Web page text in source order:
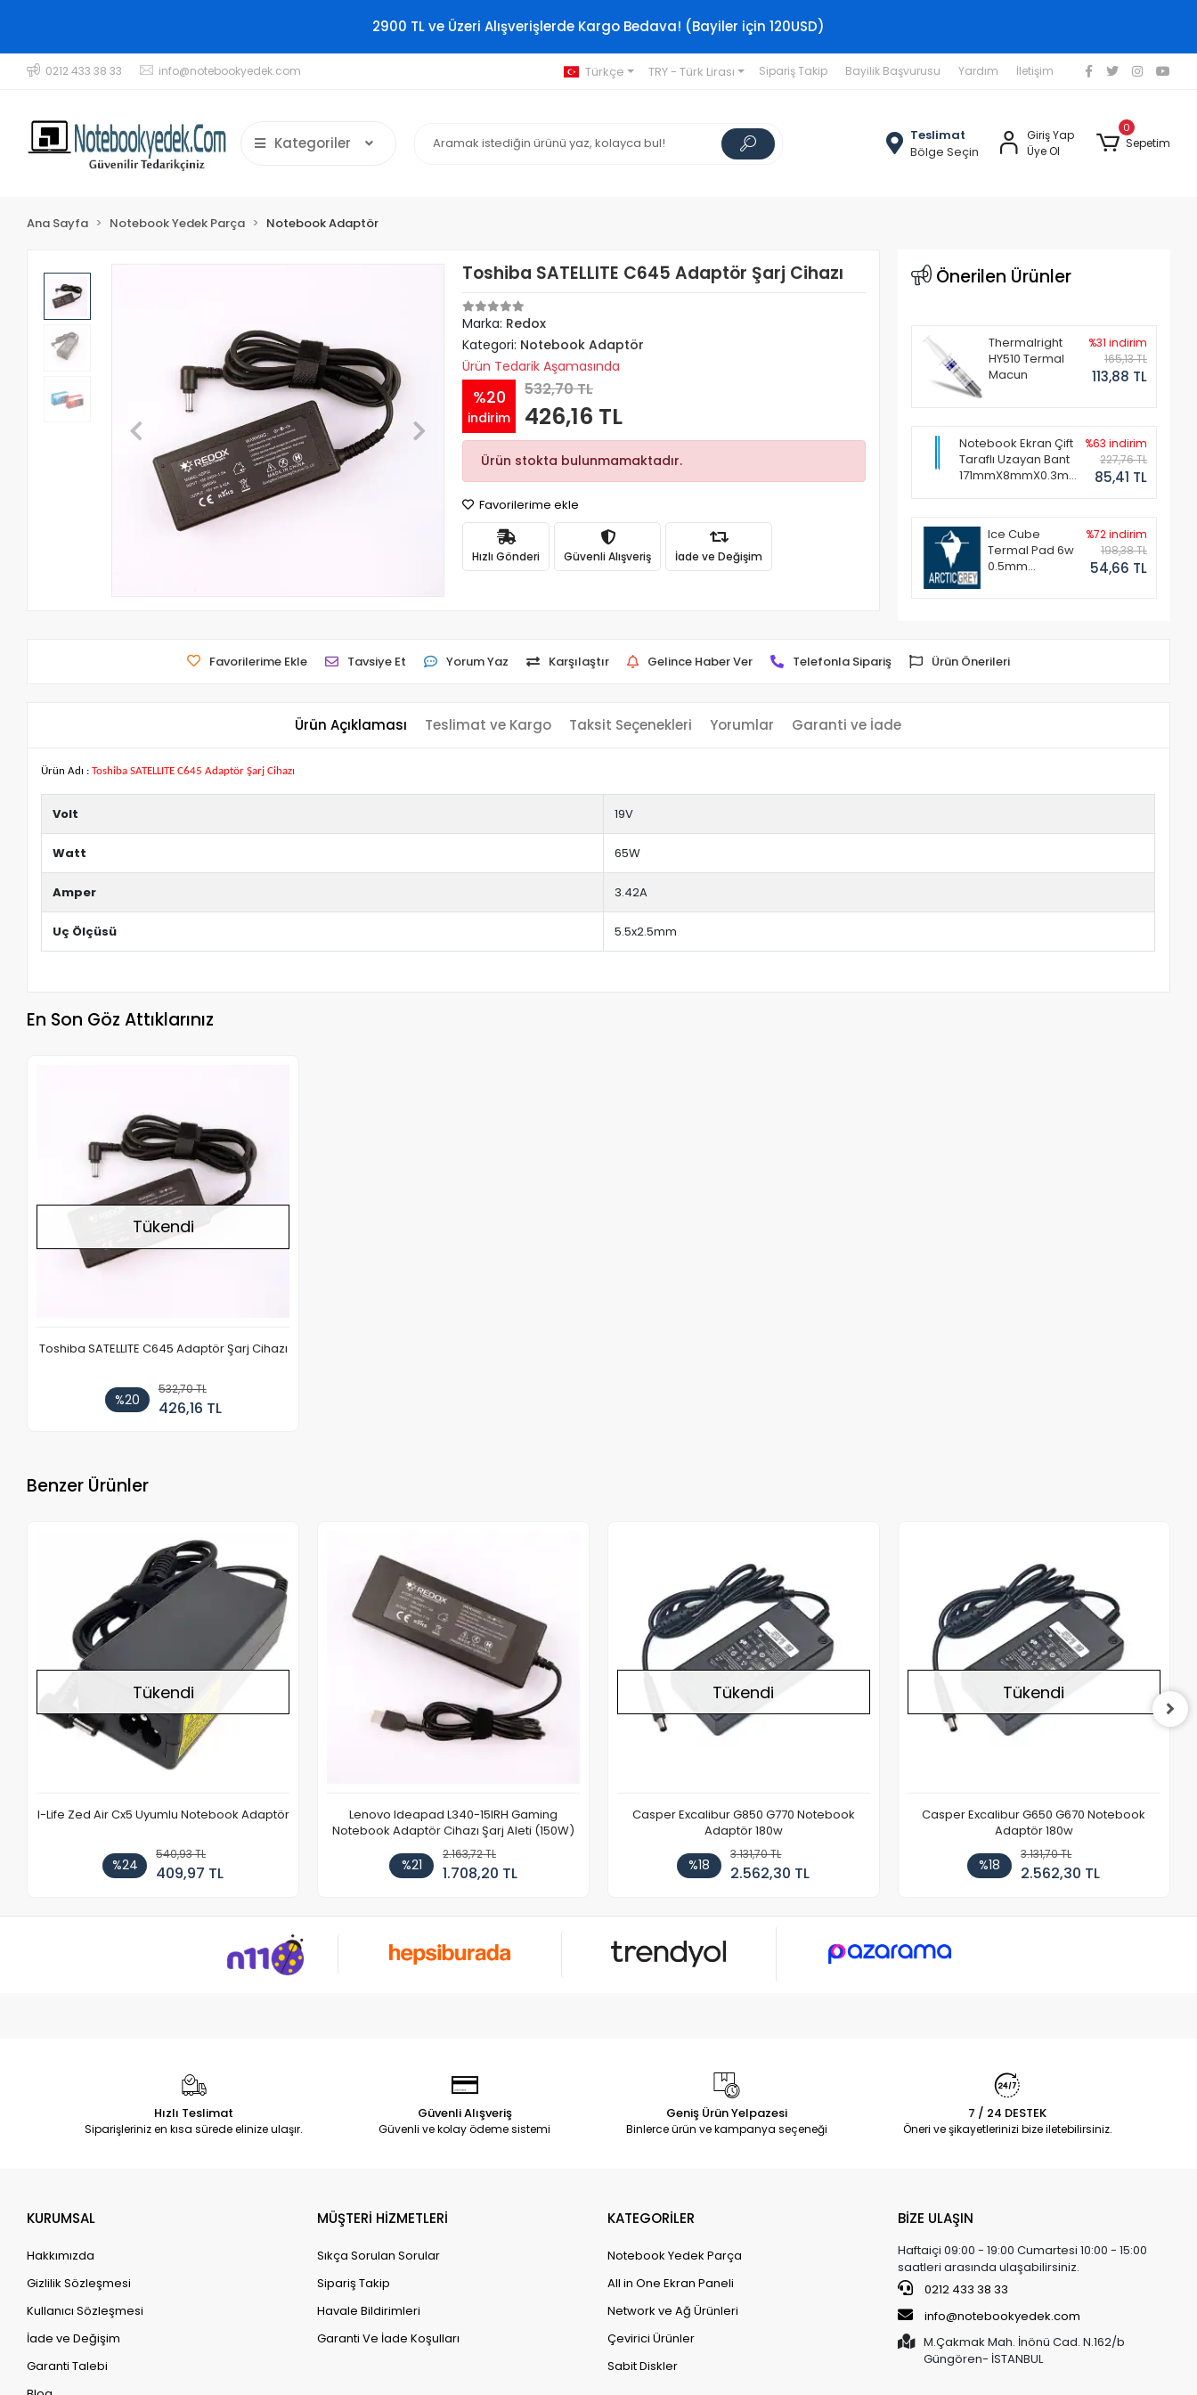
2900 TL ve Üzeri Alışverişlerde Kargo Bedava! (Bayiler için 120USD)
0212 433 38 33 info@notebookyedek.com Türkçe TRY - Türk Lirası Sipariş Takip Bayilik Başvurusu Yardım İletişim
Kategoriler
Teslimat
Bölge Seçin
Giriş Yap
Üye Ol
0
Sepetim
Ana Sayfa Notebook Yedek Parça Notebook Adaptör
Toshiba SATELLITE C645 Adaptör Şarj Cihazı
Marka: Redox
Kategori: Notebook Adaptör
Ürün Tedarik Aşamasında
%20
indirim
532,70 TL
426,16 TL
Ürün stokta bulunmamaktadır.
Favorilerime ekle
Hızlı Gönderi Güvenli Alışveriş İade ve Değişim
Önerilen Ürünler
Thermalright
HY510 Termal
Macun
%31 indirim
165,13 TL
113,88 TL
Notebook Ekran Çift
Taraflı Uzayan Bant
171mmX8mmX0.3mm
%63 indirim
227,76 TL
85,41 TL
Ice Cube
Termal Pad 6w
0.5mm
%72 indirim
198,38 TL
54,66 TL
Favorilerime Ekle Tavsiye Et Yorum Yaz Karşılaştır Gelince Haber Ver Telefonla Sipariş Ürün Önerileri
Ürün Açıklaması Teslimat ve Kargo Taksit Seçenekleri Yorumlar Garanti ve İade
Ürün Adı : Toshiba SATELLITE C645 Adaptör Şarj Cihazı
Volt 19V
Watt 65W
Amper 3.42A
Uç Ölçüsü 5.5x2.5mm
En Son Göz Attıklarınız
Tükendi
Toshiba SATELLITE C645 Adaptör Şarj Cihazı
%20
532,70 TL
426,16 TL
Benzer Ürünler
Tükendi
I-Life Zed Air Cx5 Uyumlu Notebook Adaptör
%24
540,93 TL
409,97 TL
Lenovo Ideapad L340-15IRH Gaming
Notebook Adaptör Cihazı Şarj Aleti (150W)
%21
2.163,72 TL
1.708,20 TL
Tükendi
Casper Excalibur G850 G770 Notebook
Adaptör 180w
%18
3.131,70 TL
2.562,30 TL
Tükendi
Casper Excalibur G650 G670 Notebook
Adaptör 180w
%18
3.131,70 TL
2.562,30 TL
Hızlı Teslimat
Siparişleriniz en kısa sürede elinize ulaşır.
Güvenli Alışveriş
Güvenli ve kolay ödeme sistemi
Geniş Ürün Yelpazesi
Binlerce ürün ve kampanya seçeneği
7 / 24 DESTEK
Öneri ve şikayetlerinizi bize iletebilirsiniz.
KURUMSAL
Hakkımızda
Gizlilik Sözleşmesi
Kullanıcı Sözleşmesi
İade ve Değişim
Garanti Talebi
MÜŞTERİ HİZMETLERİ
Sıkça Sorulan Sorular
Sipariş Takip
Havale Bildirimleri
Garanti Ve İade Koşulları
KATEGORİLER
Notebook Yedek Parça
All in One Ekran Paneli
Network ve Ağ Ürünleri
Çevirici Ürünler
Sabit Diskler
BİZE ULAŞIN
Haftaiçi 09:00 - 19:00 Cumartesi 10:00 - 15:00
saatleri arasında ulaşabilirsiniz.
0212 433 38 33
info@notebookyedek.com
M.Çakmak Mah. İnönü Cad. N.162/b
Güngören- İSTANBUL